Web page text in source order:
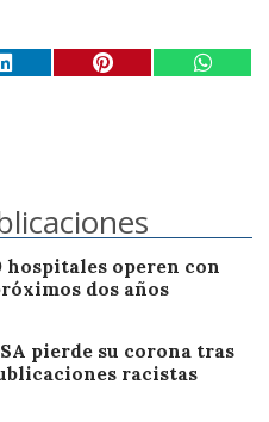
hospitales operen con
dos años
pierde su corona tras
racistas